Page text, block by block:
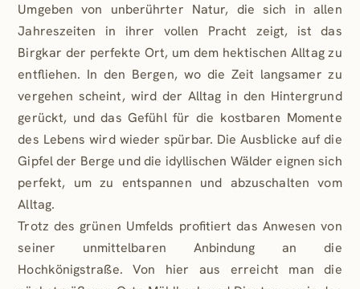
umweltbewusstes Reisen sind Teil des innovativen
Energiekonzepts.
Jede Lodge verfügt über einen Stellplatz in der
hauseigenen Tiefgarage (Preis pro Stellplatz 35.000 €).
Das Premium Interieur Paket ist gegen Aufpreis von
125.000 € netto erwerbbar. Bei den angegebenen
Preisen handelt es sich um Nettopreise.
Die Lodges wurden im Winter 2024 fertiggestellt und
stehen als attraktive Buy-to-Let-Investments zur
Verfügung. Detaillierte Informationen zu
Renditeberechnungen, Einheiten und Preisen erhalten
Sie gerne auf Anfrage.
Umgeben von unberührter Natur, die sich in allen
Jahreszeiten in ihrer vollen Pracht zeigt, ist das
Birgkar der perfekte Ort, um dem hektischen Alltag zu
entfliehen. In den Bergen, wo die Zeit langsamer zu
vergehen scheint, wird der Alltag in den Hintergrund
gerückt, und das Gefühl für die kostbaren Momente
des Lebens wird wieder spürbar. Die Ausblicke auf die
Gipfel der Berge und die idyllischen Wälder eignen sich
perfekt, um zu entspannen und abzuschalten vom
Alltag.
Trotz des grünen Umfelds profitiert das Anwesen von
seiner unmittelbaren Anbindung an die
Hochkönigstraße. Von hier aus erreicht man die